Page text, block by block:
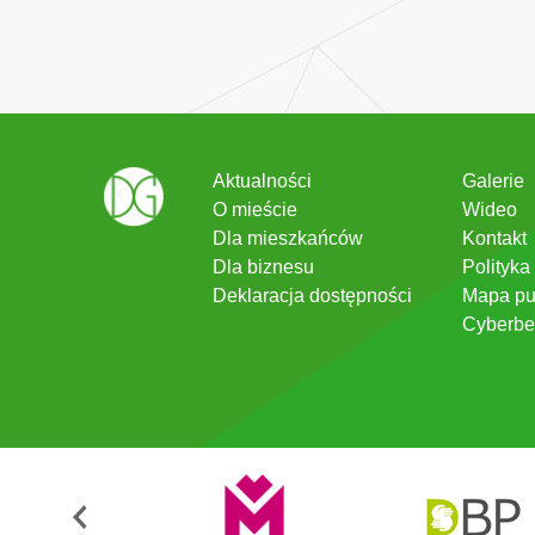
Aktualności
O mieście
Dla mieszkańców
Dla biznesu
Deklaracja dostępności
Galerie
Wideo
Kontakt
Mapa